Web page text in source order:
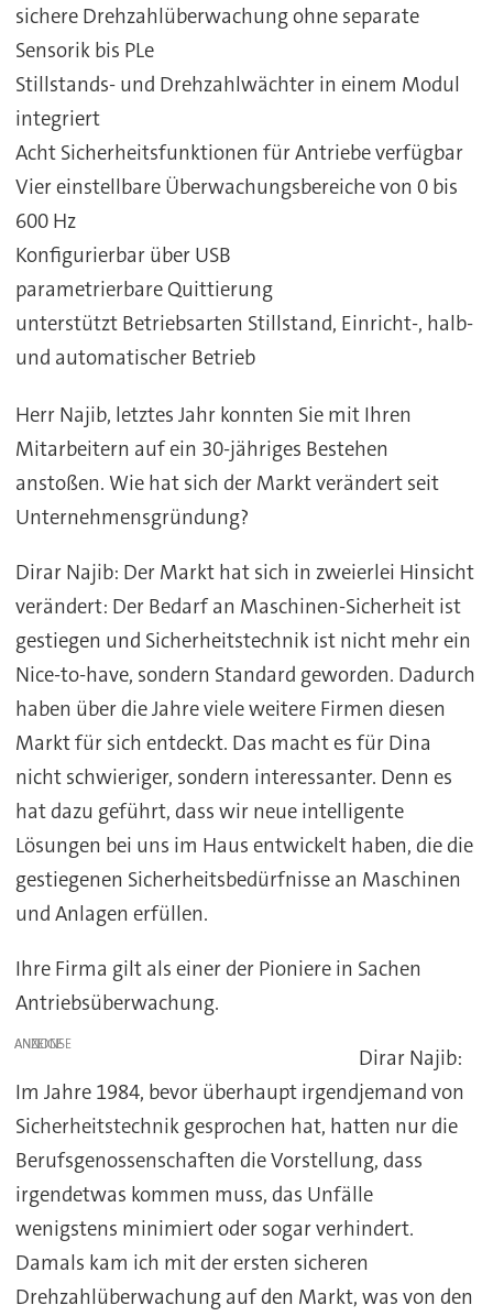
sichere Drehzahlüberwachung ohne separate
Sensorik bis PLe
Stillstands- und Drehzahlwächter in einem Modul
integriert
Acht Sicherheitsfunktionen für Antriebe verfügbar
Vier einstellbare Überwachungsbereiche von 0 bis
600 Hz
Konfigurierbar über USB
parametrierbare Quittierung
unterstützt Betriebsarten Stillstand, Einricht-, halb-
und automatischer Betrieb
Herr Najib, letztes Jahr konnten Sie mit Ihren
Mitarbeitern auf ein 30-jähriges Bestehen
anstoßen. Wie hat sich der Markt verändert seit
Unternehmensgründung?
Dirar Najib: Der Markt hat sich in zweierlei Hinsicht
verändert: Der Bedarf an Maschinen-Sicherheit ist
gestiegen und Sicherheitstechnik ist nicht mehr ein
Nice-to-have, sondern Standard geworden. Dadurch
haben über die Jahre viele weitere Firmen diesen
Markt für sich entdeckt. Das macht es für Dina
nicht schwieriger, sondern interessanter. Denn es
hat dazu geführt, dass wir neue intelligente
Lösungen bei uns im Haus entwickelt haben, die die
gestiegenen Sicherheitsbedürfnisse an Maschinen
und Anlagen erfüllen.
Ihre Firma gilt als einer der Pioniere in Sachen
Antriebsüberwachung.
ANZEIGE
Dirar Najib:
Im Jahre 1984, bevor überhaupt irgendjemand von
Sicherheitstechnik gesprochen hat, hatten nur die
Berufsgenossenschaften die Vorstellung, dass
irgendetwas kommen muss, das Unfälle
wenigstens minimiert oder sogar verhindert.
Damals kam ich mit der ersten sicheren
Drehzahlüberwachung auf den Markt, was von den